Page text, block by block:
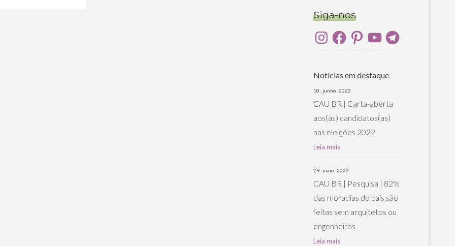
Siga-nos
InstagramFacebookPinterestYouTubeTelegram
Notícias em destaque
10 . junho . 2022
CAU BR | Carta-aberta
aos(às) candidatos(as)
nas eleições 2022
Leia mais
29 . maio . 2022
CAU BR | Pesquisa | 82%
das moradias do país são
feitas sem arquitetos ou
engenheiros
Leia mais